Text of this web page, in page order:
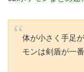
体が小さく手足
モンは剣盾が一